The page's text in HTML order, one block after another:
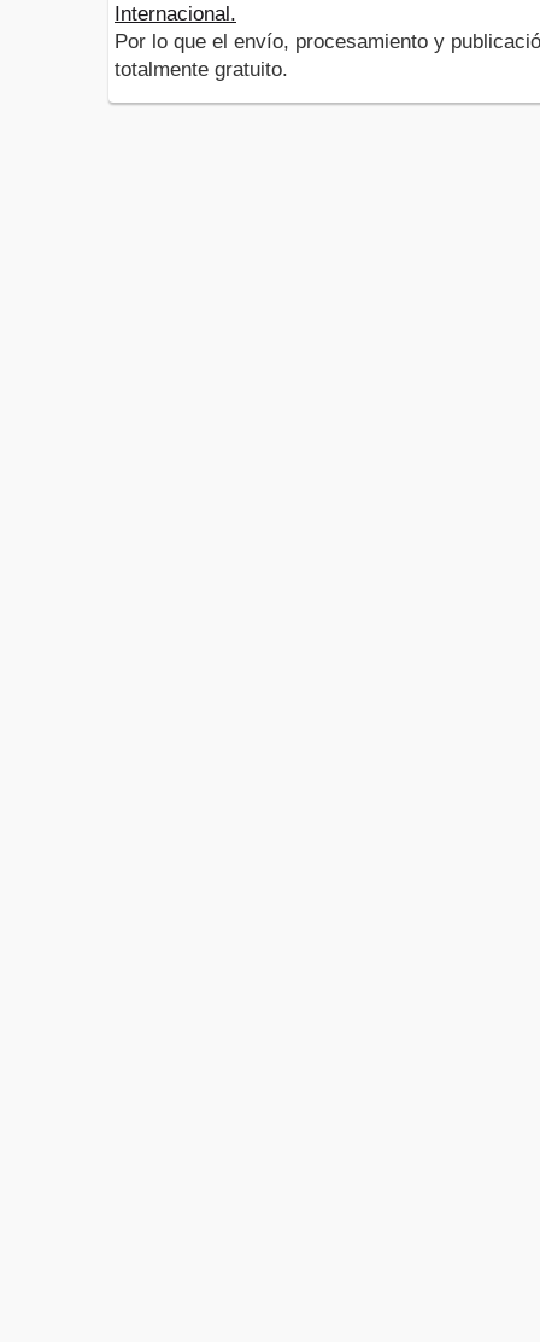
Internacional.
Por lo que el envío, procesamiento y
totalmente gratuito.